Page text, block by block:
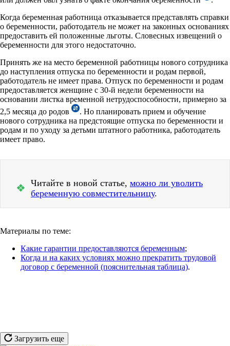
Когда беременная работница отказывается представлять справки
о беременности, работодатель не может на законных основаниях
предоставить ей положенные льготы. Словесных извещений о
беременности для этого недостаточно.
Принять же на место беременной работницы нового сотрудника
до наступления отпуска по беременности и родам первой,
работодатель не имеет права. Отпуск по беременности и родам
предоставляется женщине с 30-й недели беременности на
основании листка временной нетрудоспособности, примерно за
2,5 месяца до родов
. Но планировать прием и обучение
нового сотрудника на предстоящие отпуска по беременности и
родам и по уходу за детьми штатного работника, работодатель
имеет право.
❖ Читайте в новой статье, можно ли уволить
беременную совместительницу.
Материалы по теме:
Какие гарантии предоставляются беременным;
Когда и на каких условиях можно прекратить трудовой
договор с беременной (пояснительная таблица).
Загрузить еще